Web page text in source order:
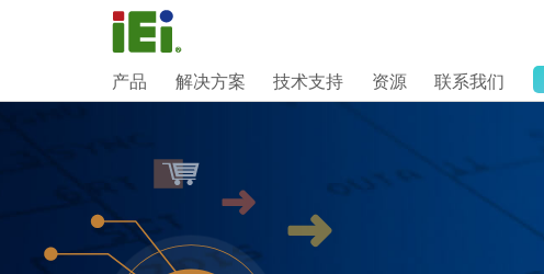
产品 解决方案 技术支持 资源 联系我们